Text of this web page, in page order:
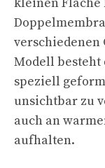
verschiedenen
Modell
speziell
unsichtbar zu
auch an
aufhalten.